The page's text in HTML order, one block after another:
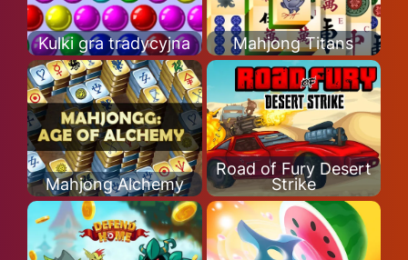
Kulki gra tradycyjna Mahjong Titans
Mahjong Alchemy
Road of Fury Desert
Strike